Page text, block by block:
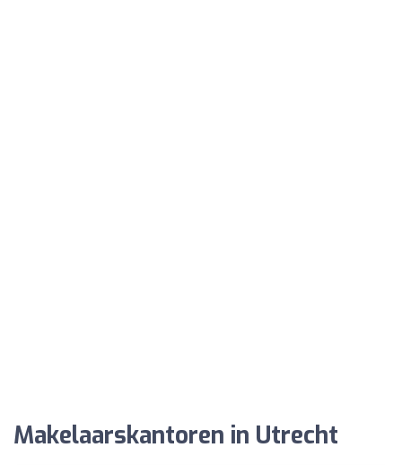
Makelaarskantoren in Utrecht